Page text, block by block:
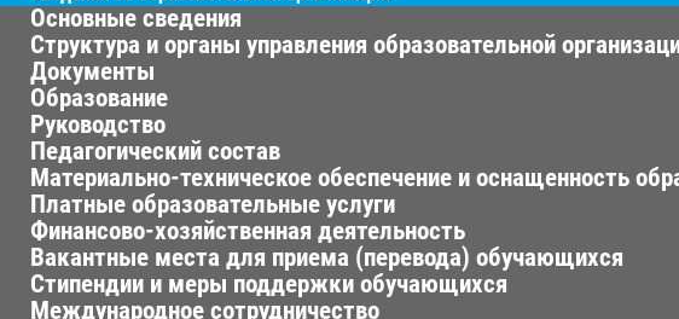
Основные сведения
Структура и органы управления образовательной
Документы
Образование
Руководство
Педагогический состав
Материально-техническое обеспечение и оснащенность
Платные образовательные услуги
Финансово-хозяйственная деятельность
Вакантные места для приема (перевода) обучающихся
Стипендии и меры поддержки обучающихся
Международное сотрудничество